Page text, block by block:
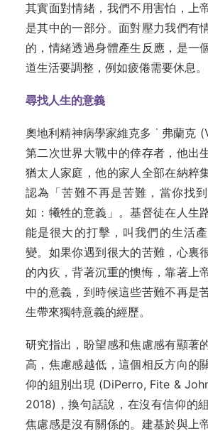
其實面對情緒，我們不用害怕，上
是其中的一部分。面對壓力我們有
的，情緒透過身體產生反應，是一
道生活要調整，例如疲倦需要休息。
尋找人生的意義
奧地利精神病學家維克多 ˙ 弗蘭克
第二次世界大戰中的倖存者，他出
猶太人家庭，他的家人全部在納粹
認為「苦難不再是苦難，當你找
如：犧牲的意義」。基督徒在人生
能是很大的打擊，叫我們的生活
變。如果你遇到很大的苦難，心裏
的內疚，背著沉重的懊悔，靠著上
中的意義，到時候這些苦難不再是
生帶來獨特意義的經歷。
研究指出，盼望感和焦慮感有顯著
高，焦慮感越低，這個相反方向的
仰的組別出現 (DiPerro, Fite &
2018)，換句話說，在沒有信仰的
焦慮感是沒有關係的。建基於與上